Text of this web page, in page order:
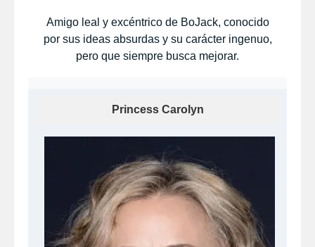
Amigo leal y excéntrico de BoJack, conocido
por sus ideas absurdas y su carácter ingenuo,
pero que siempre busca mejorar.
Princess Carolyn